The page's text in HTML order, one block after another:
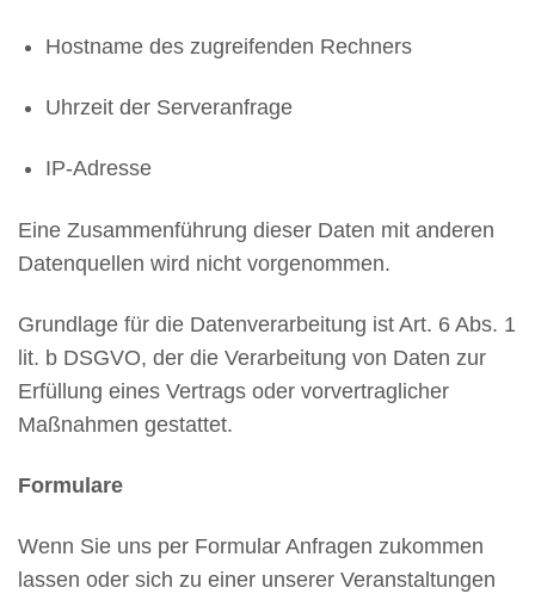
Hostname des zugreifenden Rechners
Uhrzeit der Serveranfrage
IP-Adresse
Eine Zusammenführung dieser Daten mit anderen
Datenquellen wird nicht vorgenommen.
Grundlage für die Datenverarbeitung ist Art. 6 Abs. 1
lit. b DSGVO, der die Verarbeitung von Daten zur
Erfüllung eines Vertrags oder vorvertraglicher
Maßnahmen gestattet.
Formulare
Wenn Sie uns per Formular Anfragen zukommen
lassen oder sich zu einer unserer Veranstaltungen